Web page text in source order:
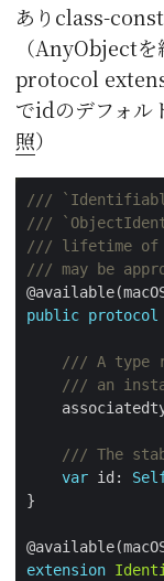
ありclass-
（AnyObject
protocol
でidのデフォル
照）
///
///
/// lifetime of
/// may be
public protocol
/// A type
/// an
/// The
var id:
extension